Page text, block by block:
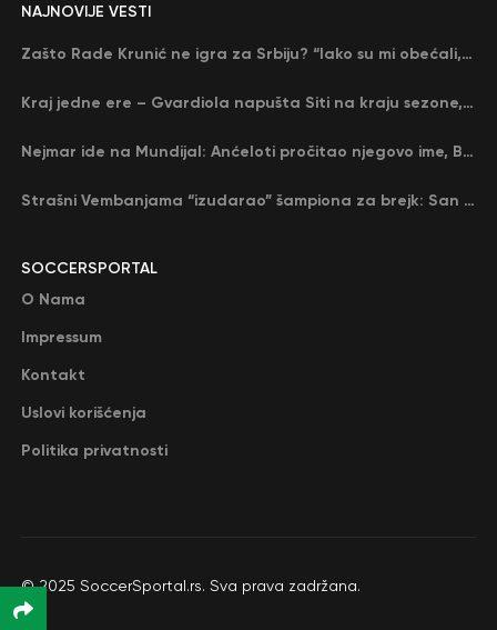
SOCCERSPORTAL
O Nama
Impressum
Kontakt
Uslovi korišćenja
Politika privatnosti
NAJNOVIJE VESTI
Zašto Rade Krunić ne igra za Srbiju? “Iako su mi obećali, niko me nije zvao…”
Kraj jedne ere – Gvardiola napušta Siti na kraju sezone, menja ga njegov nekadašnji rival
Nejmar ide na Mundijal: Anćeloti pročitao njegovo ime, Brazil u delirijumu (VIDEO)
Strašni Vembanjama “izudarao” šampiona za brejk: San Antonio poveo protiv Oklahome
© 2025 SoccerSportal.rs. Sva prava zadržana.